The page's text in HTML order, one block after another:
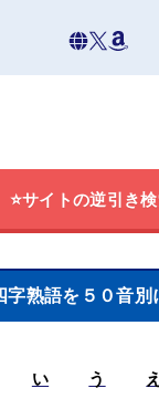
⭐サイトの逆引き検
字熟語を５０音別
い う え